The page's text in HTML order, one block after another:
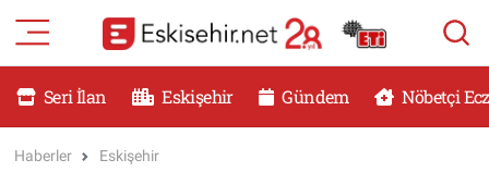
Seri İlan Eskişehir Gündem Nöbetçi
Haberler Eskişehir
RESMİ İLANLAR
Eskişehir Nöbetçi Eczaneler